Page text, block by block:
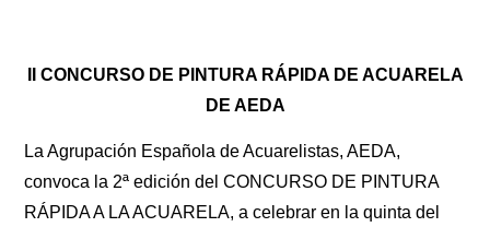
II CONCURSO DE PINTURA RÁPIDA DE ACUARELA
DE AEDA
La Agrupación Española de Acuarelistas, AEDA,
convoca la 2ª edición del CONCURSO DE PINTURA
RÁPIDA A LA ACUARELA, a celebrar en la quinta del